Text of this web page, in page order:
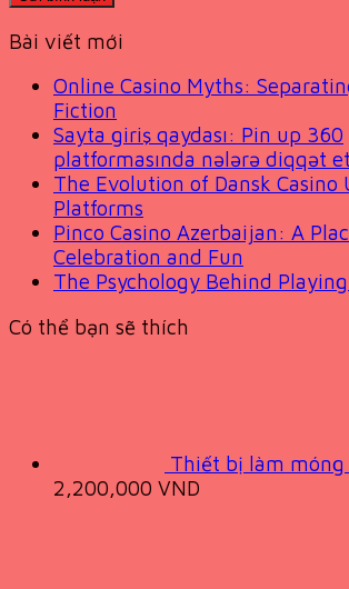
Bài viết mới
Online Casino Myths:
Fiction
Sayta giriş qaydası: Pin up 360
platformasında nələrə diqqət
The Evolution of Dansk Casino
Platforms
Pinco Casino Azerbaijan: A
Celebration and Fun
The Psychology Behind
Có thể bạn sẽ thích
Thiết bị làm móng
2,200,000 VND